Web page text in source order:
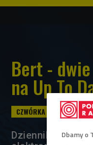
Bert -
na Up To
DziennikarzDbamy o